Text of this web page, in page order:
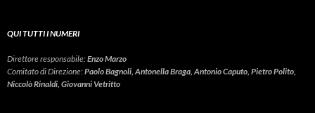
QUI TUTTI I NUMERI
Direttore responsabile:Enzo Marzo
Comitato di Direzione:Paolo Bagnoli, Antonella Braga, Antonio Caputo, Pietro Polito,
Niccolò Rinaldi, Giovanni Vetritto